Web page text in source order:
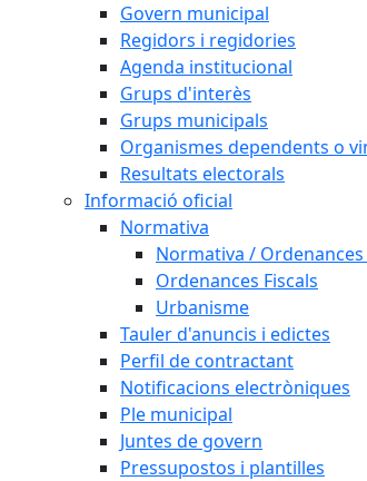
Govern municipal
Regidors i regidories
Agenda institucional
Grups d'interès
Grups municipals
Organismes dependents o
Resultats electorals
Informació oficial
Normativa
Normativa / Ordenances
Ordenances Fiscals
Urbanisme
Tauler d'anuncis i edictes
Perfil de contractant
Notificacions electròniques
Ple municipal
Juntes de govern
Pressupostos i plantilles